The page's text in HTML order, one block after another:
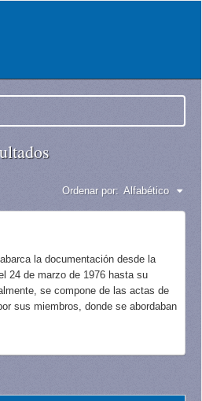
Ordenar por: Alfabético
la documentación desde la
24 de marzo de 1976 hasta su
se compone de las actas de
sus miembros, donde se abordaban